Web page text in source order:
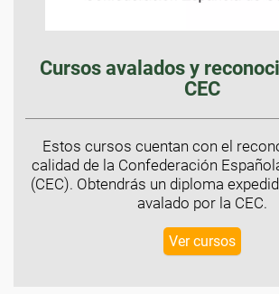
Cursos avalados y
CEC
Estos cursos cuentan con el
calidad de la Confederación
(CEC). Obtendrás un diploma
avalado por la CEC.
Ver cursos